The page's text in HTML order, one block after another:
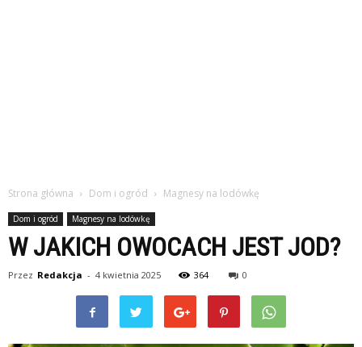
Strona główna Dom i ogród Magnesy na lodówkę
Dom i ogród Magnesy na lodówkę
W JAKICH OWOCACH JEST JOD?
Przez Redakcja - 4 kwietnia 2025 364 0